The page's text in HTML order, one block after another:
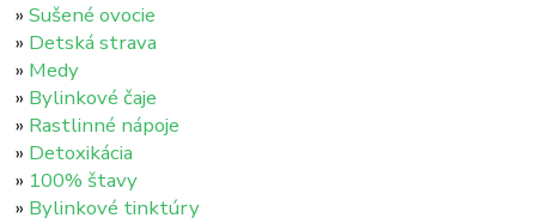
»Sušené ovocie
» Detská strava
» Medy
» Bylinkové čaje
» Rastlinné nápoje
» Detoxikácia
» 100% štavy
» Bylinkové tinktúry